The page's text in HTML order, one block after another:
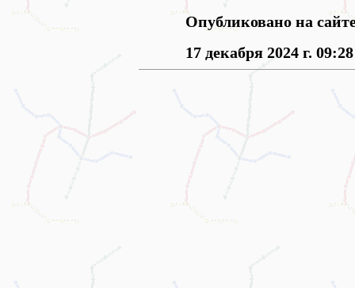
Опубликовано на
17 декабря 2024 г. 09:28